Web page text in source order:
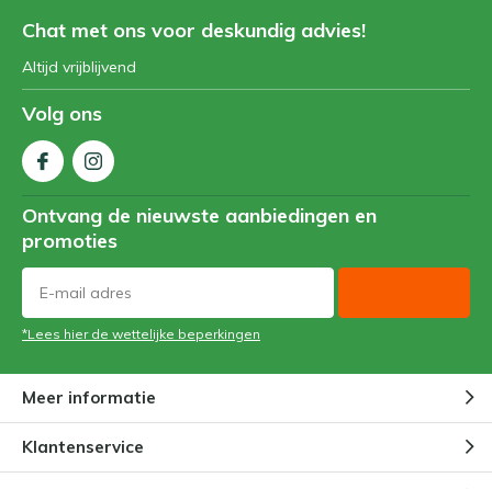
Chat met ons voor deskundig advies!
Altijd vrijblijvend
Volg ons
Ontvang de nieuwste aanbiedingen en
promoties
*Lees hier de wettelijke beperkingen
Meer informatie
Klantenservice